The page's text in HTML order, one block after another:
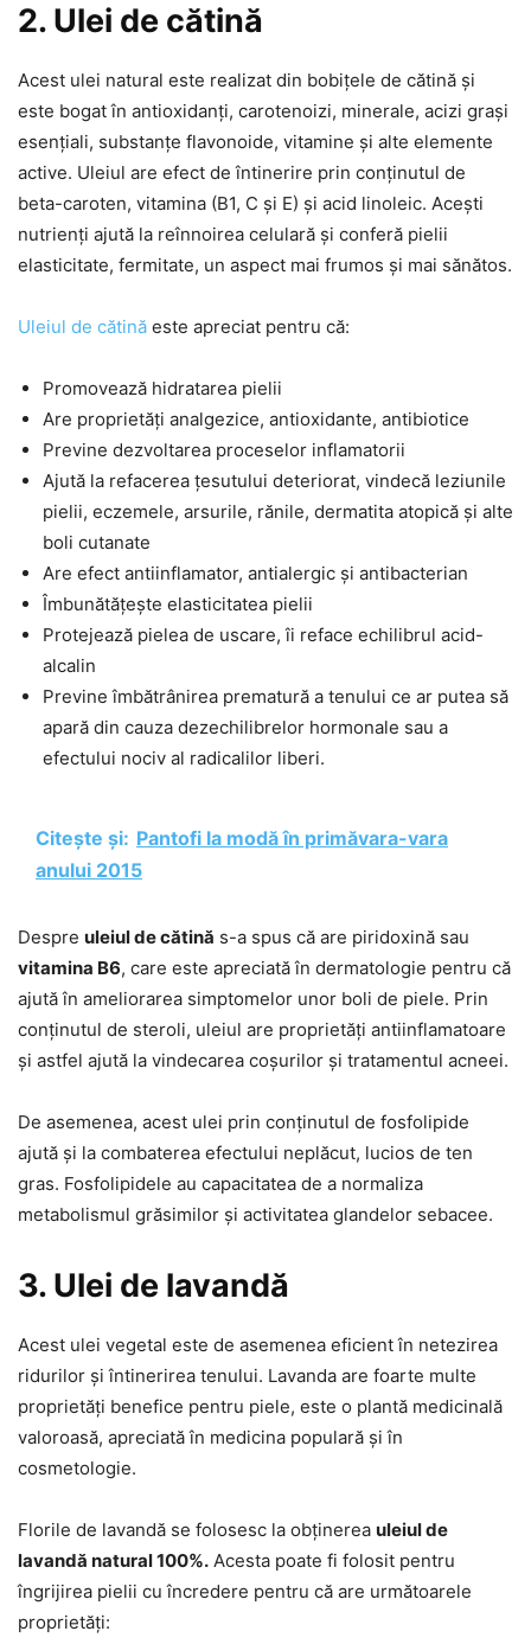
2. Ulei de cătină
Acest ulei natural este realizat din bobițele de cătină și
este bogat în antioxidanți, carotenoizi, minerale, acizi grași
esențiali, substanțe flavonoide, vitamine și alte elemente
active. Uleiul are efect de întinerire prin conținutul de
beta-caroten, vitamina (B1, C și E) și acid linoleic. Acești
nutrienți ajută la reînnoirea celulară și conferă pielii
elasticitate, fermitate, un aspect mai frumos și mai sănătos.
Uleiul de cătină este apreciat pentru că:
Promovează hidratarea pielii
Are proprietăți analgezice, antioxidante, antibiotice
Previne dezvoltarea proceselor inflamatorii
Ajută la refacerea țesutului deteriorat, vindecă leziunile
pielii, eczemele, arsurile, rănile, dermatita atopică și alte
boli cutanate
Are efect antiinflamator, antialergic și antibacterian
Îmbunătățește elasticitatea pielii
Protejează pielea de uscare, îi reface echilibrul acid-
alcalin
Previne îmbătrânirea prematură a tenului ce ar putea să
apară din cauza dezechilibrelor hormonale sau a
efectului nociv al radicalilor liberi.
Citește și: Pantofi la modă în primăvara-vara
anului 2015
Despre uleiul de cătină s-a spus că are piridoxină sau
vitamina B6, care este apreciată în dermatologie pentru că
ajută în ameliorarea simptomelor unor boli de piele. Prin
conținutul de steroli, uleiul are proprietăți antiinflamatoare
și astfel ajută la vindecarea coșurilor și tratamentul acneei.
De asemenea, acest ulei prin conținutul de fosfolipide
ajută și la combaterea efectului neplăcut, lucios de ten
gras. Fosfolipidele au capacitatea de a normaliza
metabolismul grăsimilor și activitatea glandelor sebacee.
3. Ulei de lavandă
Acest ulei vegetal este de asemenea eficient în netezirea
ridurilor și întinerirea tenului. Lavanda are foarte multe
proprietăți benefice pentru piele, este o plantă medicinală
valoroasă, apreciată în medicina populară și în
cosmetologie.
Florile de lavandă se folosesc la obținerea uleiul de
lavandă natural 100%. Acesta poate fi folosit pentru
îngrijirea pielii cu încredere pentru că are următoarele
proprietăți: